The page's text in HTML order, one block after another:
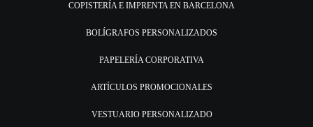
COPISTERÍA E IMPRENTA EN BARCELONA
BOLÍGRAFOS PERSONALIZADOS
PAPELERÍA CORPORATIVA
ARTÍCULOS PROMOCIONALES
VESTUARIO PERSONALIZADO